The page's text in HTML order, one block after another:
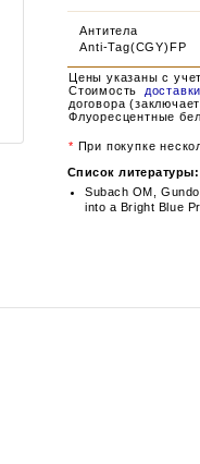
Цены указаны с
Стоимость
договора
Флуоресцентные
* При покупке
Антитела
Anti-Tag(CGY)FP
Список литературы:
Subach OM,
into a Bright Blue